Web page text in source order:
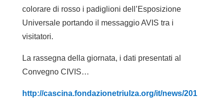
colorare di rosso i padiglioni dell’Esposizione
Universale portando il messaggio AVIS tra i
visitatori.
La rassegna della giornata, i dati presentati al
Convegno CIVIS…
http://cascina.fondazionetriulza.org/it/news/201